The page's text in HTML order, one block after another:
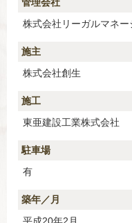
株式会社リーガルマネ
施主
株式会社創生
施工
東亜建設工業株式会社
駐車場
有
築年／月